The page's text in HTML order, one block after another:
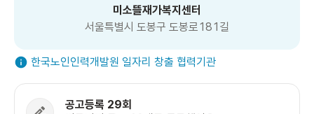
미소뜰재가복지센터
서울특별시 도봉구 도봉로181길
한국노인인력개발원 일자리 창출 협력기관
공고등록 29회